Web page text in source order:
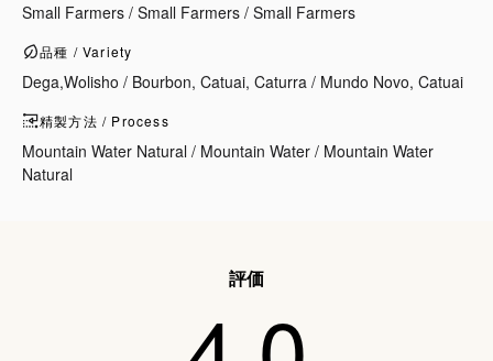
Small Farmers / Small Farmers / Small Farmers
品種 / Variety
Dega,Wolisho / Bourbon, Catuai, Caturra / Mundo Novo, Catuai
精製方法 / Process
Mountain Water Natural / Mountain Water / Mountain Water
Natural
評価